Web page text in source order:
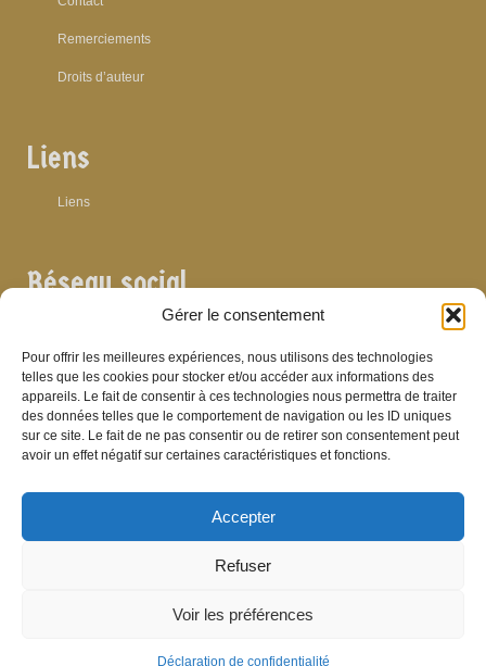
Gérer le consentement
Pour offrir les meilleures expériences, nous utilisons des technologies
telles que les cookies pour stocker et/ou accéder aux informations des
appareils. Le fait de consentir à ces technologies nous permettra de traiter
des données telles que le comportement de navigation ou les ID uniques
sur ce site. Le fait de ne pas consentir ou de retirer son consentement peut
avoir un effet négatif sur certaines caractéristiques et fonctions.
Accepter
Refuser
Voir les préférences
Déclaration de confidentialité
Remerciements
Droits d’auteur
Liens
Liens
Réseau social
Archives
Archives
Bibliographie
© Brasserie de Dinant (anciens établissements Laurent et Stévenart) 2006-2026 -